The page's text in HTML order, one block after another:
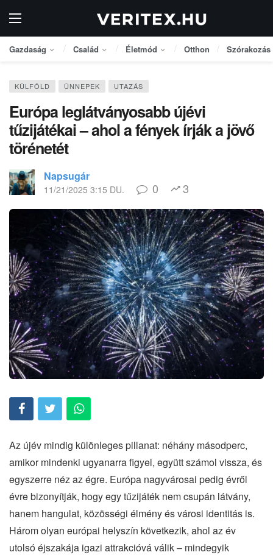
Gazdaság Család Életmód Otthon Szórakozás
KÜLFÖLD ÜNNEPEK UTAZÁS
Európa leglátványosabb újévi
tűzijátékai – ahol a fények írják a jövő
törénetét
Napsugár
11/21/2025 3:15 DU. 0 3
Az újév mindig különleges pillanat: néhány másodperc,
amikor mindenki ugyanarra figyel, együtt számol vissza, és
egyszerre néz az égre. Európa nagyvárosai pedig évről
évre bizonyítják, hogy egy tűzijáték nem csupán látvány,
hanem hangulat, közösségi élmény és városi identitás is.
Három olyan európai helyszín következik, ahol az év
utolsó éjszakája igazi attrakcióvá válik – mindegyik